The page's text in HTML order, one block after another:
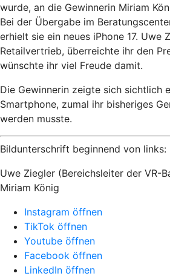
wurde, an die Gewinnerin Miriam
Bei der Übergabe im
erhielt sie ein neues iPhone 17. Uwe
Retailvertrieb, überreichte ihr den
wünschte ihr viel Freude damit.
Die Gewinnerin zeigte sich sichtlich
Smartphone, zumal ihr bisheriges
werden musste.
Bildunterschrift beginnend von links:
Uwe Ziegler (Bereichsleiter der VR-
Miriam König
Instagram öffnen
TikTok öffnen
Youtube öffnen
Facebook öffnen
LinkedIn öffnen